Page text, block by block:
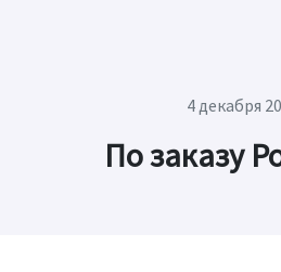
4 декабря
По заказу